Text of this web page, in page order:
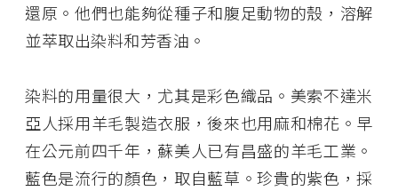
還原。他們也能夠從種子和腹足動物的殼，溶解
並萃取出染料和芳香油。
染料的用量很大，尤其是彩色織品。美索不達米
亞人採用羊毛製造衣服，後來也用麻和棉花。早
在公元前四千年，蘇美人已有昌盛的羊毛工業。
藍色是流行的顏色，取自藍草。珍貴的紫色，採